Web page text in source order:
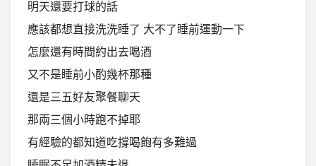
明天還要打球的話
應該都想直接洗洗睡了 大不了睡前運動一下
怎麼還有時間約出去喝酒
又不是睡前小酌幾杯那種
還是三五好友聚餐聊天
那兩三個小時跑不掉耶
有經驗的都知道吃撐喝飽有多難過